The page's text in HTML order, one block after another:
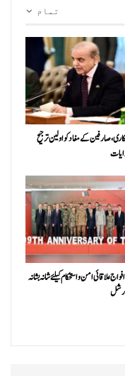
تمام
کے مفاد کو اولین ترجیح
علاقائی امن و استحکام کیلئے شانہ بشانہ